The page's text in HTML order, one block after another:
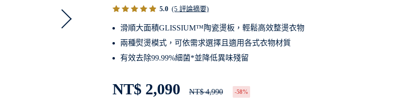
5.0 (5 評論摘要)
滑順大面積GLISSIUM™陶瓷燙板，輕鬆高效整燙衣物
兩種熨燙模式，可依需求選擇且適用各式衣物材質
有效去除99.99%細菌*並降低異味殘留
NT$ 2,090 NT$ 4,990 -58%